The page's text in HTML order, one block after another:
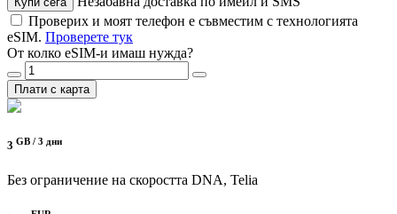
Проверих и моят телефон е съвместим с технологията
eSIM. Проверете тук
От колко eSIM-и имаш нужда?
Плати с карта
3 GB / 3 дни
Без ограничение на скоростта DNA, Telia